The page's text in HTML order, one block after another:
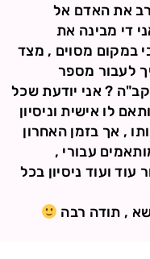
את האדם אל
די מבינה את
במקום מסוים , מצד
לעבור מספר
? אני יודעת שכל
לו אישית וניסיון
, אך בזמן האחרון
עבורי ,
ועוד ניסיון בכל
, תודה רבה